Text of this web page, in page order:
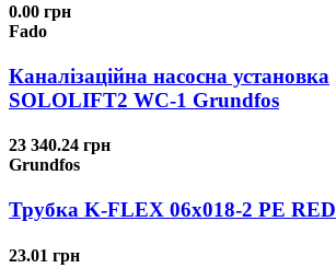
0.00 грн
Fado
Каналізаційна насосна установка
SOLOLIFT2 WC-1 Grundfos
23 340.24 грн
Grundfos
Трубка K-FLEX 06x018-2 РЕ RED
23.01 грн